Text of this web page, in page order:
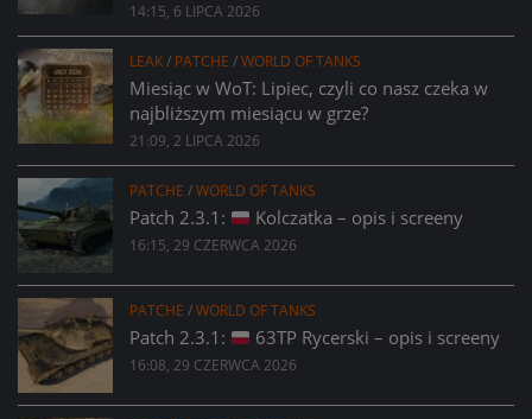
14:15, 6 LIPCA 2026
LEAK/ PATCHE /WORLD OF TANKS
Miesiąc w WoT: Lipiec, czyli co nasz czeka w
najbliższym miesiącu w grze?
21:09, 2 LIPCA 2026
PATCHE /WORLD OF TANKS
Patch 2.3.1: Kolczatka – opis i screeny
16:15, 29 CZERWCA 2026
PATCHE /WORLD OF TANKS
Patch 2.3.1: 63TP Rycerski – opis i screeny
16:08, 29 CZERWCA 2026